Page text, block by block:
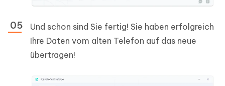
Und schon sind Sie fertig! Sie haben erfolgreich
Ihre Daten vom alten Telefon auf das neue
übertragen!